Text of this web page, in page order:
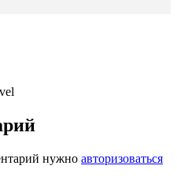
нужно авторизоваться